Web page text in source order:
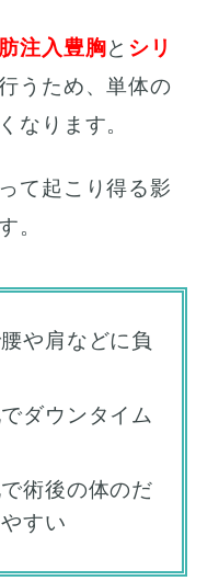
注入豊胸と シリ
うため、単体の
なります。
て起こり得る影
。
や肩などに負
ダウンタイム
術後の体のだ
すい